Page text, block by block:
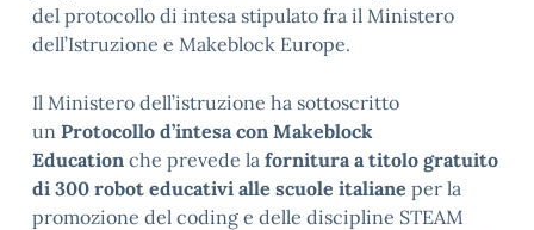
del protocollo di intesa stipulato fra il Ministero
dell’Istruzione e Makeblock Europe.
Il Ministero dell’istruzione ha sottoscritto
un Protocollo d’intesa con Makeblock
Education che prevede la fornitura a titolo gratuito
di 300 robot educativi alle scuole italiane per la
promozione del coding e delle discipline STEAM